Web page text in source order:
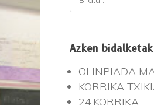
Azken bidalketak
OLINPIADA
KORRIKA
24.KORRIKA